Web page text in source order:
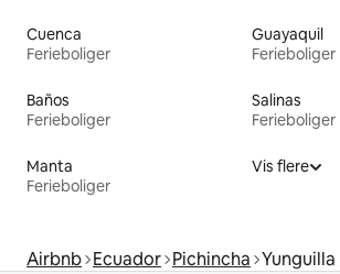
Cuenca
Ferieboliger
Guayaquil
Ferieboliger
Baños
Ferieboliger
Salinas
Ferieboliger
Manta
Ferieboliger
Vis flere
Airbnb Ecuador Pichincha Yunguilla